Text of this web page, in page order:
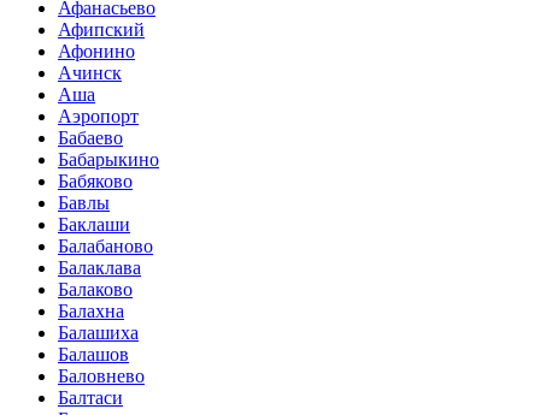
Афанасьево
Афипский
Афонино
Ачинск
Аша
Аэропорт
Бабаево
Бабарыкино
Бабяково
Бавлы
Баклаши
Балабаново
Балаклава
Балаково
Балахна
Балашиха
Балашов
Баловнево
Балтаси